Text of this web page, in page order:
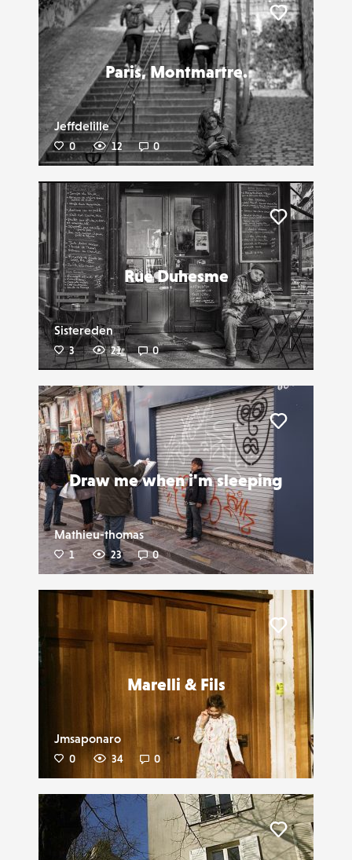
Paris, Montmartre.
Jeffdelille
0 12 0
Liker
Rue Duhesme
Sistereden
3 21 0
Liker
Draw me when i'm sleeping
Mathieu-thomas
1 23 0
Marelli & Fils
Jmsaponaro
0 34 0
Liker
Liker